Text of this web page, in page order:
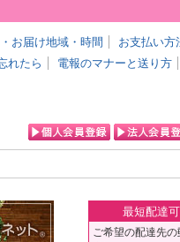
お届け地域・時間 お支払い方
れたら 電報のマナーと送り方
最短配達
ご希望の配達先